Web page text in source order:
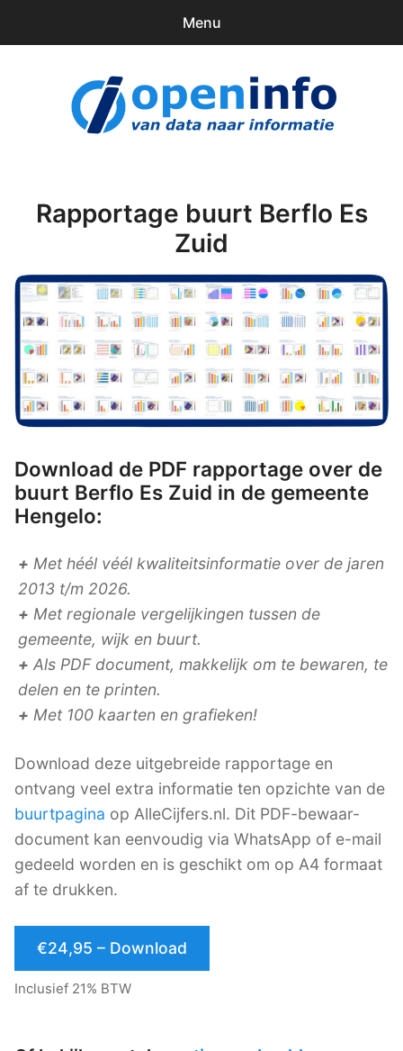
Menu
Downloads
Rapportage buurt Berflo Es
Zuid
Download de PDF rapportage over de
buurt Berflo Es Zuid in de gemeente
Hengelo:
+ Met héél véél kwaliteitsinformatie over de jaren
2013 t/m 2026.
+ Met regionale vergelijkingen tussen de
gemeente, wijk en buurt.
+ Als PDF document, makkelijk om te bewaren, te
delen en te printen.
+ Met 100 kaarten en grafieken!
Download deze uitgebreide rapportage en
ontvang veel extra informatie ten opzichte van de
buurtpagina op AlleCijfers.nl. Dit PDF-bewaar-
document kan eenvoudig via WhatsApp of e-mail
gedeeld worden en is geschikt om op A4 formaat
af te drukken.
€24,95 – Download
Inclusief 21% BTW